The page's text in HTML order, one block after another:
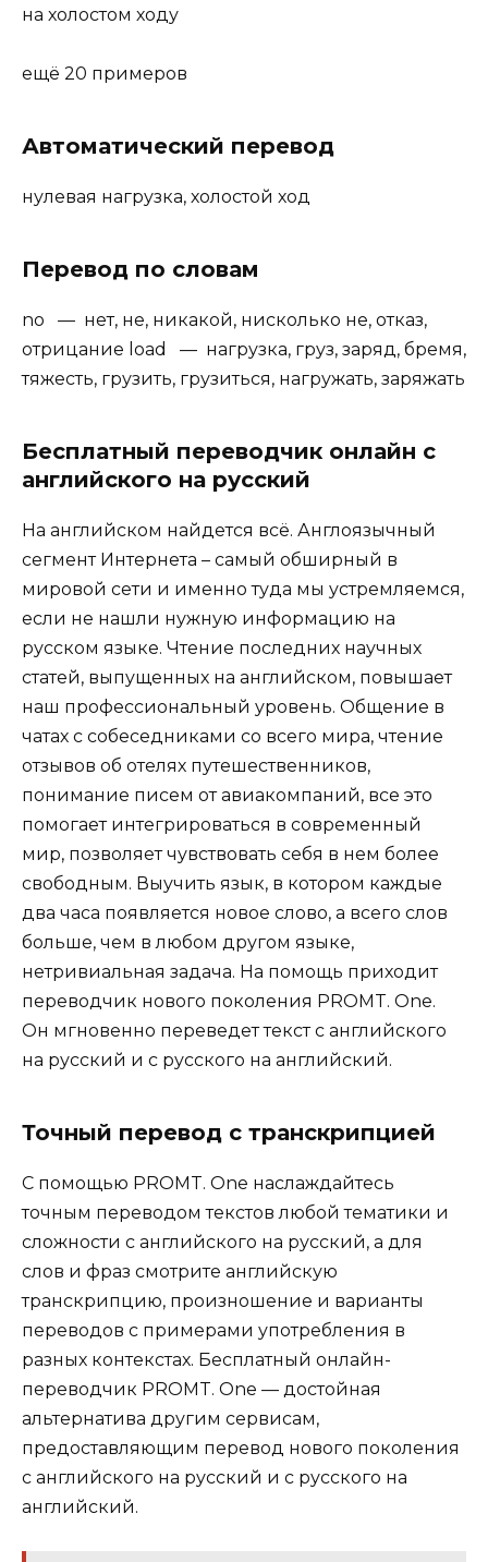
на холостом ходу
ещё 20 примеров
Автоматический перевод
нулевая нагрузка, холостой ход
Перевод по словам
no — нет, не, никакой, нисколько не, отказ,
отрицание load — нагрузка, груз, заряд, бремя,
тяжесть, грузить, грузиться, нагружать, заряжать
Бесплатный переводчик онлайн с
английского на русский
На английском найдется всё. Англоязычный
сегмент Интернета – самый обширный в
мировой сети и именно туда мы устремляемся,
если не нашли нужную информацию на
русском языке. Чтение последних научных
статей, выпущенных на английском, повышает
наш профессиональный уровень. Общение в
чатах с собеседниками со всего мира, чтение
отзывов об отелях путешественников,
понимание писем от авиакомпаний, все это
помогает интегрироваться в современный
мир, позволяет чувствовать себя в нем более
свободным. Выучить язык, в котором каждые
два часа появляется новое слово, а всего слов
больше, чем в любом другом языке,
нетривиальная задача. На помощь приходит
переводчик нового поколения PROMT. One.
Он мгновенно переведет текст с английского
на русский и с русского на английский.
Точный перевод с транскрипцией
С помощью PROMT. One наслаждайтесь
точным переводом текстов любой тематики и
сложности с английского на русский, а для
слов и фраз смотрите английскую
транскрипцию, произношение и варианты
переводов с примерами употребления в
разных контекстах. Бесплатный онлайн-
переводчик PROMT. One — достойная
альтернатива другим сервисам,
предоставляющим перевод нового поколения
с английского на русский и с русского на
английский.